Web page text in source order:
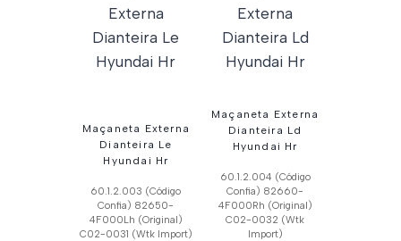
Maçaneta Externa
Dianteira Le
Hyundai Hr
60.1.2.003 (Código
Confia) 82650-
4F000Lh (Original)
C02-0031 (Wtk Import)
Maçaneta Externa
Dianteira Ld
Hyundai Hr
60.1.2.004 (Código
Confia) 82660-
4F000Rh (Original)
C02-0032 (Wtk
Import)